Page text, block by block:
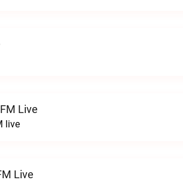
Live
live
Live